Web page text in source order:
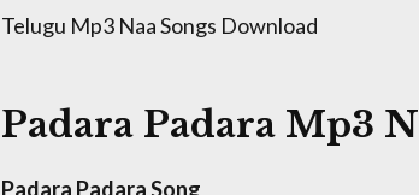
Telugu Mp3 Naa Songs Download
Padara Padara Mp3
Padara Padara Song